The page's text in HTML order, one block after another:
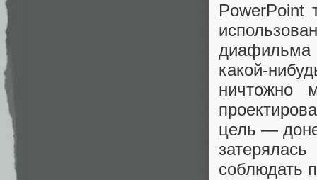
PowerPoint
диафильма
какой-
ничтожно
цель —
соблюдать